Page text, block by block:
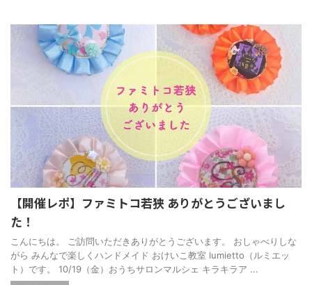
【開催レポ】ファミトコ若狭 ありがとうございまし
た！
こんにちは。 ご訪問いただきありがとうございます。 おしゃべりしな
がら みんなで楽しくハンドメイド おけいこ教室 lumietto（ルミエッ
ト）です。 10/19（金）おうちサロンマルシェ キラキラア ...